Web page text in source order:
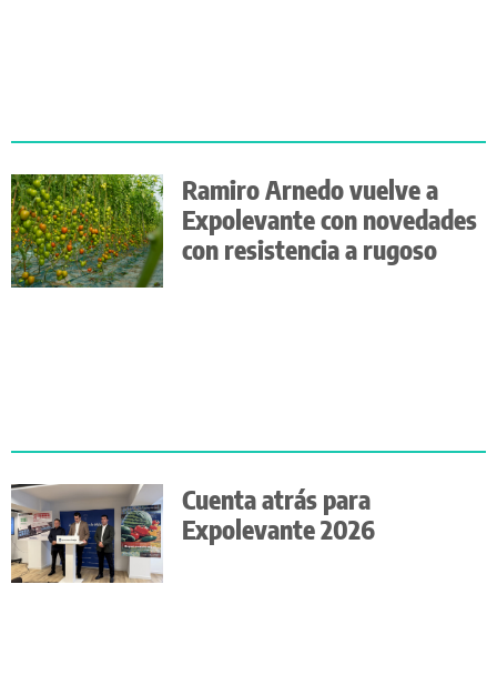
Ramiro Arnedo vuelve a
Expolevante con novedades
con resistencia a rugoso
Cuenta atrás para
Expolevante 2026